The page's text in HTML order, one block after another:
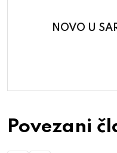
NOVO U
Povezani